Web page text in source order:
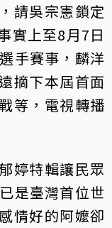
請吳宗憲鎖定
實上至8月7日
手賽事，麟洋
摘下本屆首面
等，電視轉播
婷特輯讓民眾
是臺灣首位世
情好的阿嬤卻